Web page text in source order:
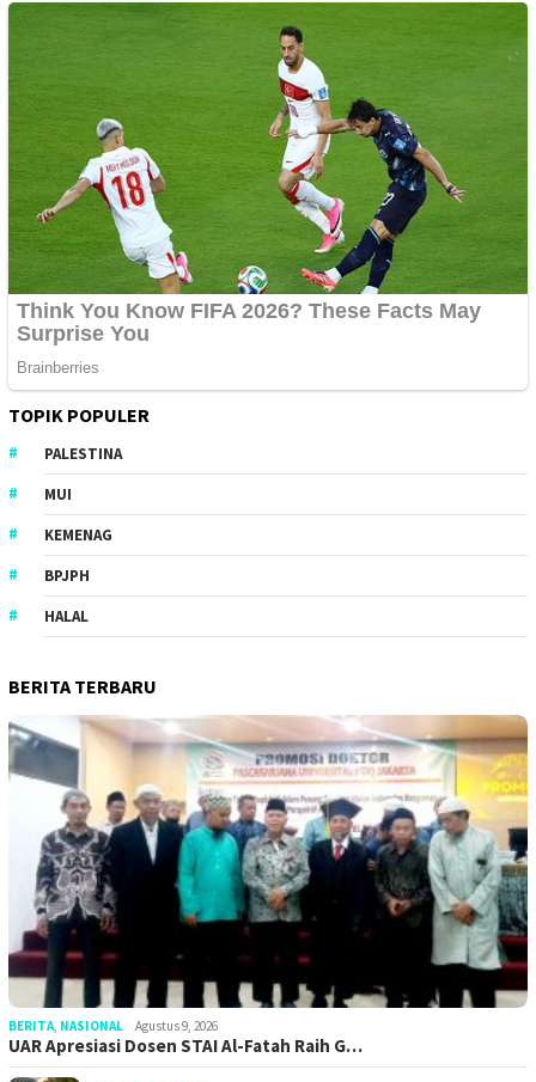
TOPIK POPULER
PALESTINA
MUI
KEMENAG
BPJPH
HALAL
BERITA TERBARU
BERITA, NASIONAL Agustus 9, 2026
UAR Apresiasi Dosen STAI Al-Fatah Raih G…